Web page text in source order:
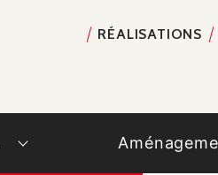
RÉALISATIONS